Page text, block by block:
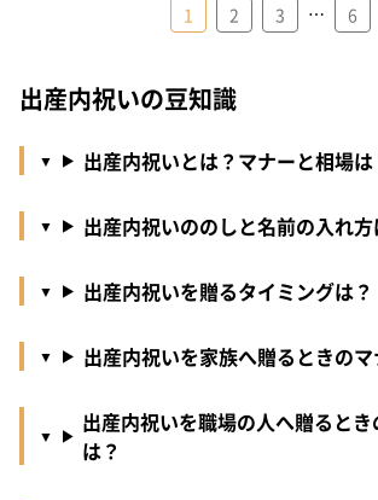
1 2 3 … 6
出産内祝いの豆知識
出産内祝いとは？マナーと相場は
出産内祝いののしと名前の入れ方
出産内祝いを贈るタイミングは？
出産内祝いを家族へ贈るときの
出産内祝いを職場の人へ贈ると
は？